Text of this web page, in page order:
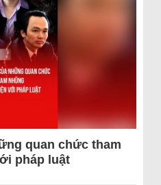
quan chức tham
pháp luật